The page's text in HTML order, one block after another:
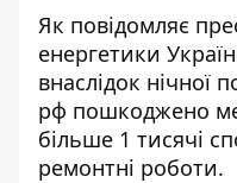
Як повідомляє
енергетики
внаслідок нічної
рф пошкоджено
більше 1 тисячі
ремонтні роботи.